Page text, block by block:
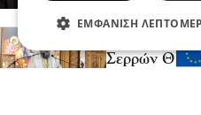
Σερρών
ΕΜΦΆΝΙΣΗ